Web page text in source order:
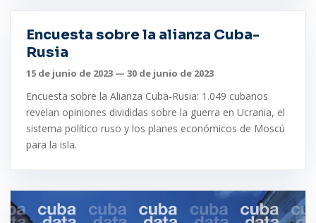
Encuesta sobre la alianza Cuba-
Rusia
15 de junio de 2023 — 30 de junio de 2023
Encuesta sobre la Alianza Cuba-Rusia: 1.049 cubanos
revelan opiniones divididas sobre la guerra en Ucrania, el
sistema político ruso y los planes económicos de Moscú
para la isla.